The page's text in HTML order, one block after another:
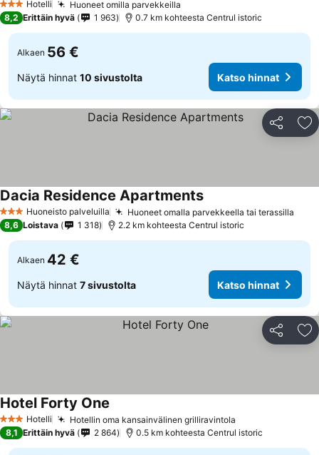
3 Tähtiluokitus
Hotelli
Huoneet omilla parvekkeilla
8,2 Erittäin hyvä 1 963 0.7 km kohteesta Centrul istoric
Alkaen 56 €
Näytä hinnat 10 sivustolta Katso hinnat
Jaa
3 Tähtiluokitus
Huoneisto palveluilla Huoneet omalla parvekkeella tai terassilla
Dacia Residence Apartments
8,6 Loistava 1 318 2.2 km kohteesta Centrul istoric
Alkaen 42 €
Näytä hinnat 7 sivustolta Katso hinnat
Jaa
3 Tähtiluokitus
Hotelli Hotellin oma kansainvälinen grilliravintola
Hotel Forty One
8,1 Erittäin hyvä 2 864 0.5 km kohteesta Centrul istoric